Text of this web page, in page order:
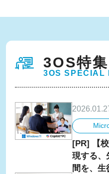
3OS特集
3OS SPECIAL
[PR] 【
現する、
間を、生